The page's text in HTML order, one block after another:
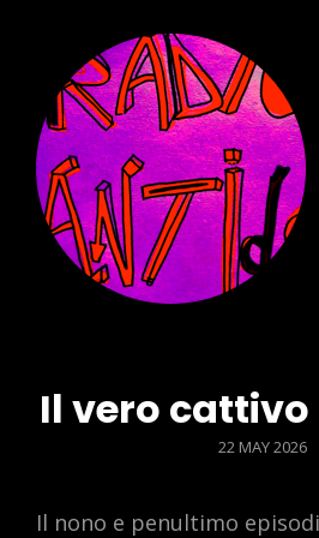
Il vero
POSTED
22 MAY 2026
Il nono e penultimo